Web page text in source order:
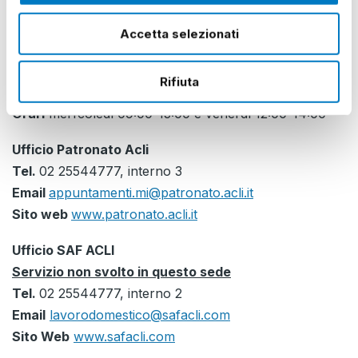
Accetta selezionati
Rifiuta
Orarivenerdì 9:00-13:00
areacontabile@cafaclimilano.it
Orarimerfcoledì 09:00-13:00 e venerdì 12:00-14:00
Ufficio Patronato Acli
Tel. 02 25544777, interno 3
Email appuntamenti.mi@patronato.acli.it
Sito web www.patronato.acli.it
Ufficio SAF ACLI
Servizio non svolto in questo sede
Tel. 02 25544777, interno 2
Email lavorodomestico@safacli.com
Sito Web www.safacli.com